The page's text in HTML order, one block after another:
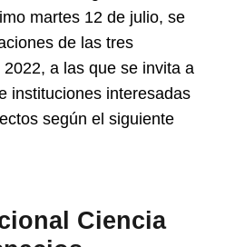
martes 12 de julio, se
de las tres
a las que se invita a
instituciones interesadas
según el siguiente
Ciencia